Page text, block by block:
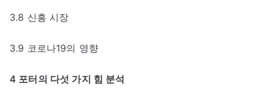
3.8 신흥 시장
3.9 코로나19의 영향
4 포터의 다섯 가지 힘 분석